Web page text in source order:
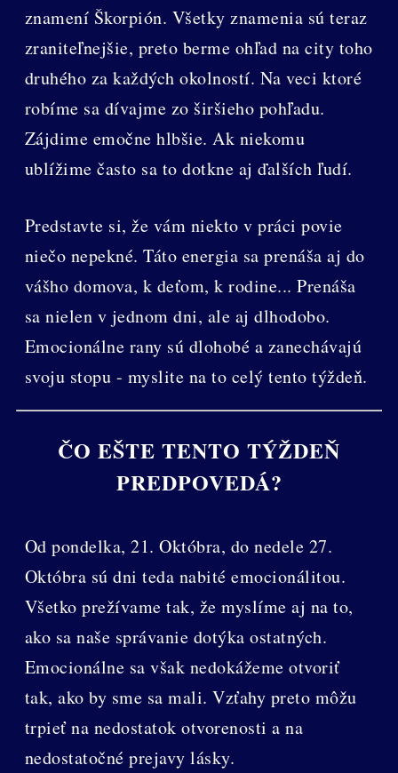
znamení Škorpión. Všetky znamenia sú teraz
zraniteľnejšie, preto berme ohľad na city toho
druhého za každých okolností. Na veci ktoré
robíme sa dívajme zo širšieho pohľadu.
Zájdime emočne hlbšie. Ak niekomu
ublížime často sa to dotkne aj ďalších ľudí.
Predstavte si, že vám niekto v práci povie
niečo nepekné. Táto energia sa prenáša aj do
vášho domova, k deťom, k rodine... Prenáša
sa nielen v jednom dni, ale aj dlhodobo.
Emocionálne rany sú dlohobé a zanechávajú
svoju stopu - myslite na to celý tento týždeň.
ČO EŠTE TENTO TÝŽDEŇ
PREDPOVEDÁ?
Od pondelka, 21. Októbra, do nedele 27.
Októbra sú dni teda nabité emocionálitou.
Všetko prežívame tak, že myslíme aj na to,
ako sa naše správanie dotýka ostatných.
Emocionálne sa však nedokážeme otvoriť
tak, ako by sme sa mali. Vzťahy preto môžu
trpieť na nedostatok otvorenosti a na
nedostatočné prejavy lásky.